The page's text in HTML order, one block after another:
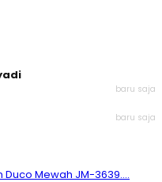
baru saja
baru saja
Duco Mewah JM-3639....